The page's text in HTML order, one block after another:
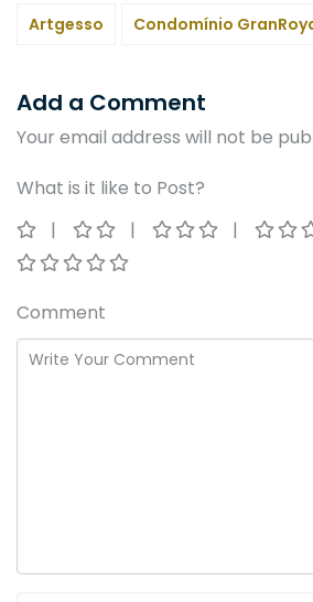
Artgesso Condomínio
Add a Comment
Your email address will not be
What is it like to Post?
Comment